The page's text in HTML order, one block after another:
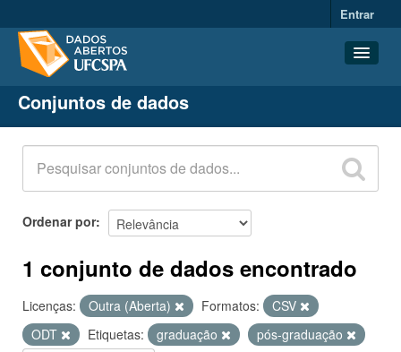
Entrar
Conjuntos de dados
Organizações
Grupos
Sobre
Conjuntos de dados
Ordenar por
1 conjunto de dados encontrado
Licenças: Outra (Aberta) Formatos:
CSV
ODT
Etiquetas: graduação
pós-graduação